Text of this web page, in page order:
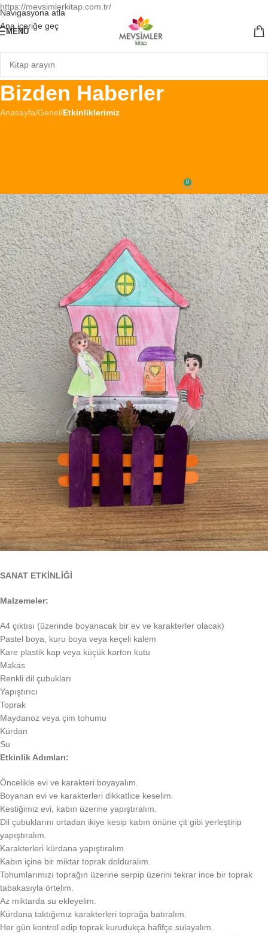
https://mevsimlerkitap.com.tr/
Navigasyona atla
Ana içeriğe geç
MENÜ
Bizden Haberler
Anasayfa/Genel/Etkinliklerimiz
0
SANAT ETKİNLİĞİ
Malzemeler:
A4 çıktısı (üzerinde boyanacak bir ev ve karakterler olacak)
Pastel boya, kuru boya veya keçeli kalem
Kare plastik kap veya küçük karton kutu
Makas
Renkli dil çubukları
Yapıştırıcı
Toprak
Maydanoz veya çim tohumu
Kürdan
Su
Etkinlik Adımları:
Öncelikle evi ve karakteri boyayalım.
Boyanan evi ve karakterleri dikkatlice keselim.
Kestiğimiz evi, kabın üzerine yapıştıralım.
Dil çubuklarını ortadan ikiye kesip kabın önüne çit gibi yerleştirip
yapıştıralım.
Karakterleri kürdana yapıştıralım.
Kabın içine bir miktar toprak dolduralım.
Tohumlarımızı toprağın üzerine serpip üzerini tekrar ince bir toprak
tabakasıyla örtelim.
Az miktarda su ekleyelim.
Kürdana taktığımız karakterleri toprağa batıralım.
Her gün kontrol edip toprak kurudukça hafifçe sulayalım.